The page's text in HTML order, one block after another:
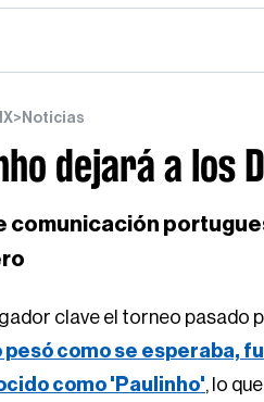
> Noticias
dejará a los
comunicación
clave el torneo pasado
pesó como se esperaba,
como 'Paulinho', lo